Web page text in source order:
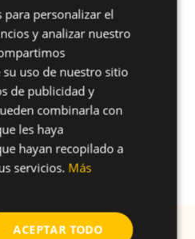
13
duda sobre este
información
personalizar el
y analizar nuestro
uso de nuestro sitio
de publicidad y
combinarla con
les haya
hayan recopilado a
servicios. Más
ACEPTAR TODO